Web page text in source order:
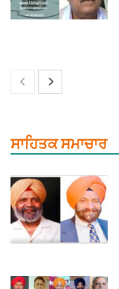
ਸਾਹਿਤਕ ਸਮਾਚਾਰ